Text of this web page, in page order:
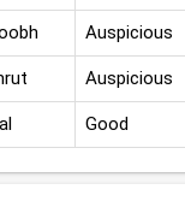
Auspicious
Auspicious
Good